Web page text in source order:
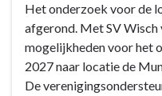
naar
navigatie
Programma
Het onderzoek voor de
afgerond. Met SV Wisch
mogelijkheden voor het
2027 naar locatie de
De